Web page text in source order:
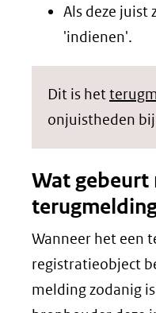
Als deze juist
'indienen'.
Dit is het
onjuistheden
Wat gebeurt
Wanneer het een
registratieobject
melding zodanig